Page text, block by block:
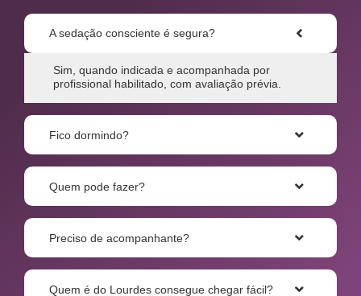
A sedação consciente é segura?
Sim, quando indicada e acompanhada por
profissional habilitado, com avaliação prévia.
Fico dormindo?
Quem pode fazer?
Preciso de acompanhante?
Quem é do Lourdes consegue chegar fácil?